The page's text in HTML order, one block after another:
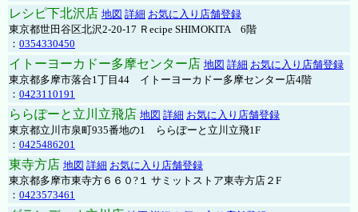
レシピ下北沢店 地図 詳細 お気に入り店舗登録
東京都世田谷区北沢2-20-17 Ｒecipe SHIMOKITA 6階
： 0354330450
イトーヨーカドー多摩センター店 地図 詳細 お気に入り店舗登録
東京都多摩市落合1丁目44 イトーヨーカドー多摩センター店4階
： 0423110191
ららぽーと立川立飛店 地図 詳細 お気に入り店舗登録
東京都立川市泉町935番地の1 ららぽーと立川立飛1F
： 0425486201
東寺方店 地図 詳細 お気に入り店舗登録
東京都多摩市東寺方６６０?１ サミットストア東寺方店２F
： 0423573461